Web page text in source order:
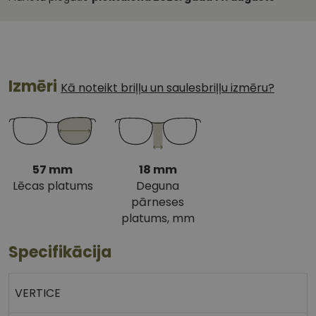
Izmēri Kā noteikt briļļu un saulesbriļļu izmēru?
57 mm
Lēcas platums
18 mm
Deguna
pārneses
platums, mm
Specifikācija
VERTICE